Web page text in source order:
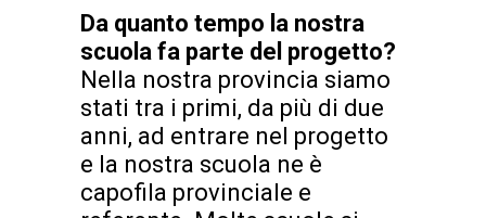
Da quanto tempo la nostra
scuola fa parte del progetto?
Nella nostra provincia siamo
stati tra i primi, da più di due
anni, ad entrare nel progetto
e la nostra scuola ne è
capofila provinciale e